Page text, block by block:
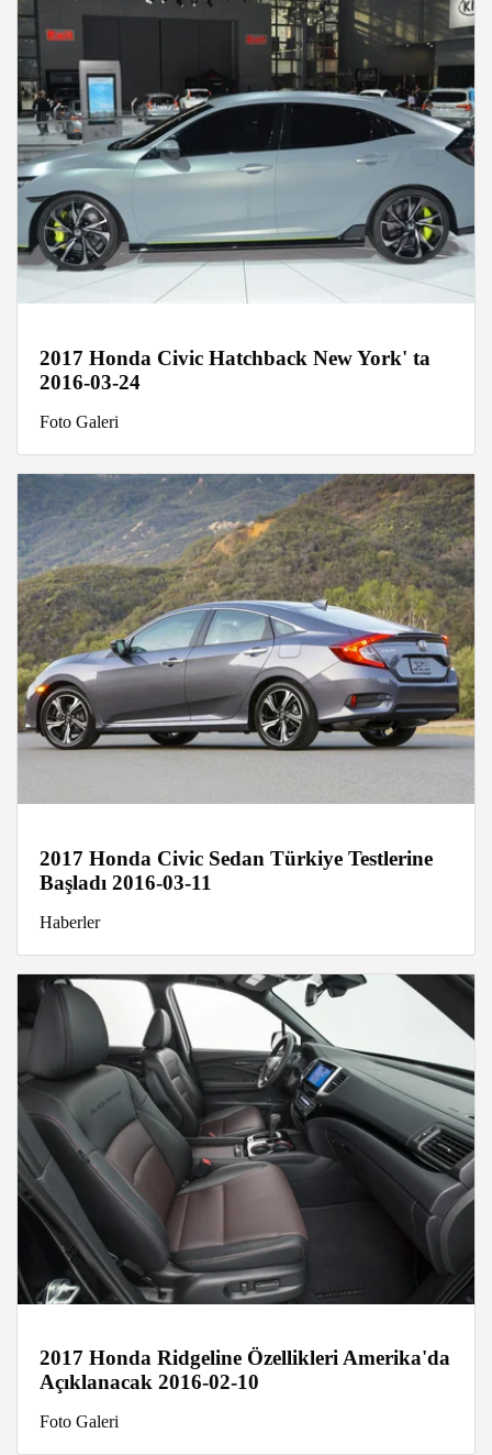
2017 Honda Civic Hatchback New York' ta
2016-03-24
Foto Galeri
2017 Honda Civic Sedan Türkiye Testlerine
Başladı 2016-03-11
Haberler
2017 Honda Ridgeline Özellikleri Amerika'da
Açıklanacak 2016-02-10
Foto Galeri